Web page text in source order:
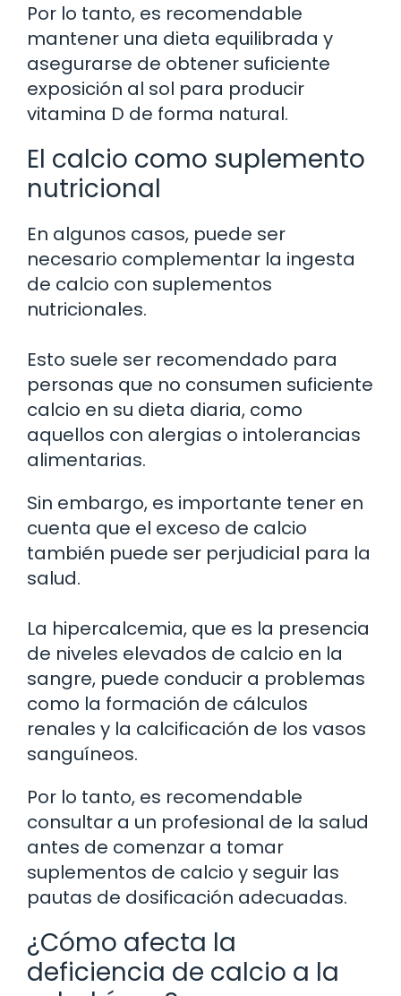
Por lo tanto, es recomendable
mantener una dieta equilibrada y
asegurarse de obtener suficiente
exposición al sol para producir
vitamina D de forma natural.
El calcio como suplemento
nutricional
En algunos casos, puede ser
necesario complementar la ingesta
de calcio con suplementos
nutricionales.
Esto suele ser recomendado para
personas que no consumen suficiente
calcio en su dieta diaria, como
aquellos con alergias o intolerancias
alimentarias.
Sin embargo, es importante tener en
cuenta que el exceso de calcio
también puede ser perjudicial para la
salud.
La hipercalcemia, que es la presencia
de niveles elevados de calcio en la
sangre, puede conducir a problemas
como la formación de cálculos
renales y la calcificación de los vasos
sanguíneos.
Por lo tanto, es recomendable
consultar a un profesional de la salud
antes de comenzar a tomar
suplementos de calcio y seguir las
pautas de dosificación adecuadas.
¿Cómo afecta la
deficiencia de calcio a la